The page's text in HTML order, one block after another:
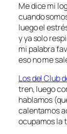
Me dice mi
cuando
luego el
y ya solo
mi palabra
eso no me
Los del Club
tren, luego
hablamos
calentamos
ocupamos la